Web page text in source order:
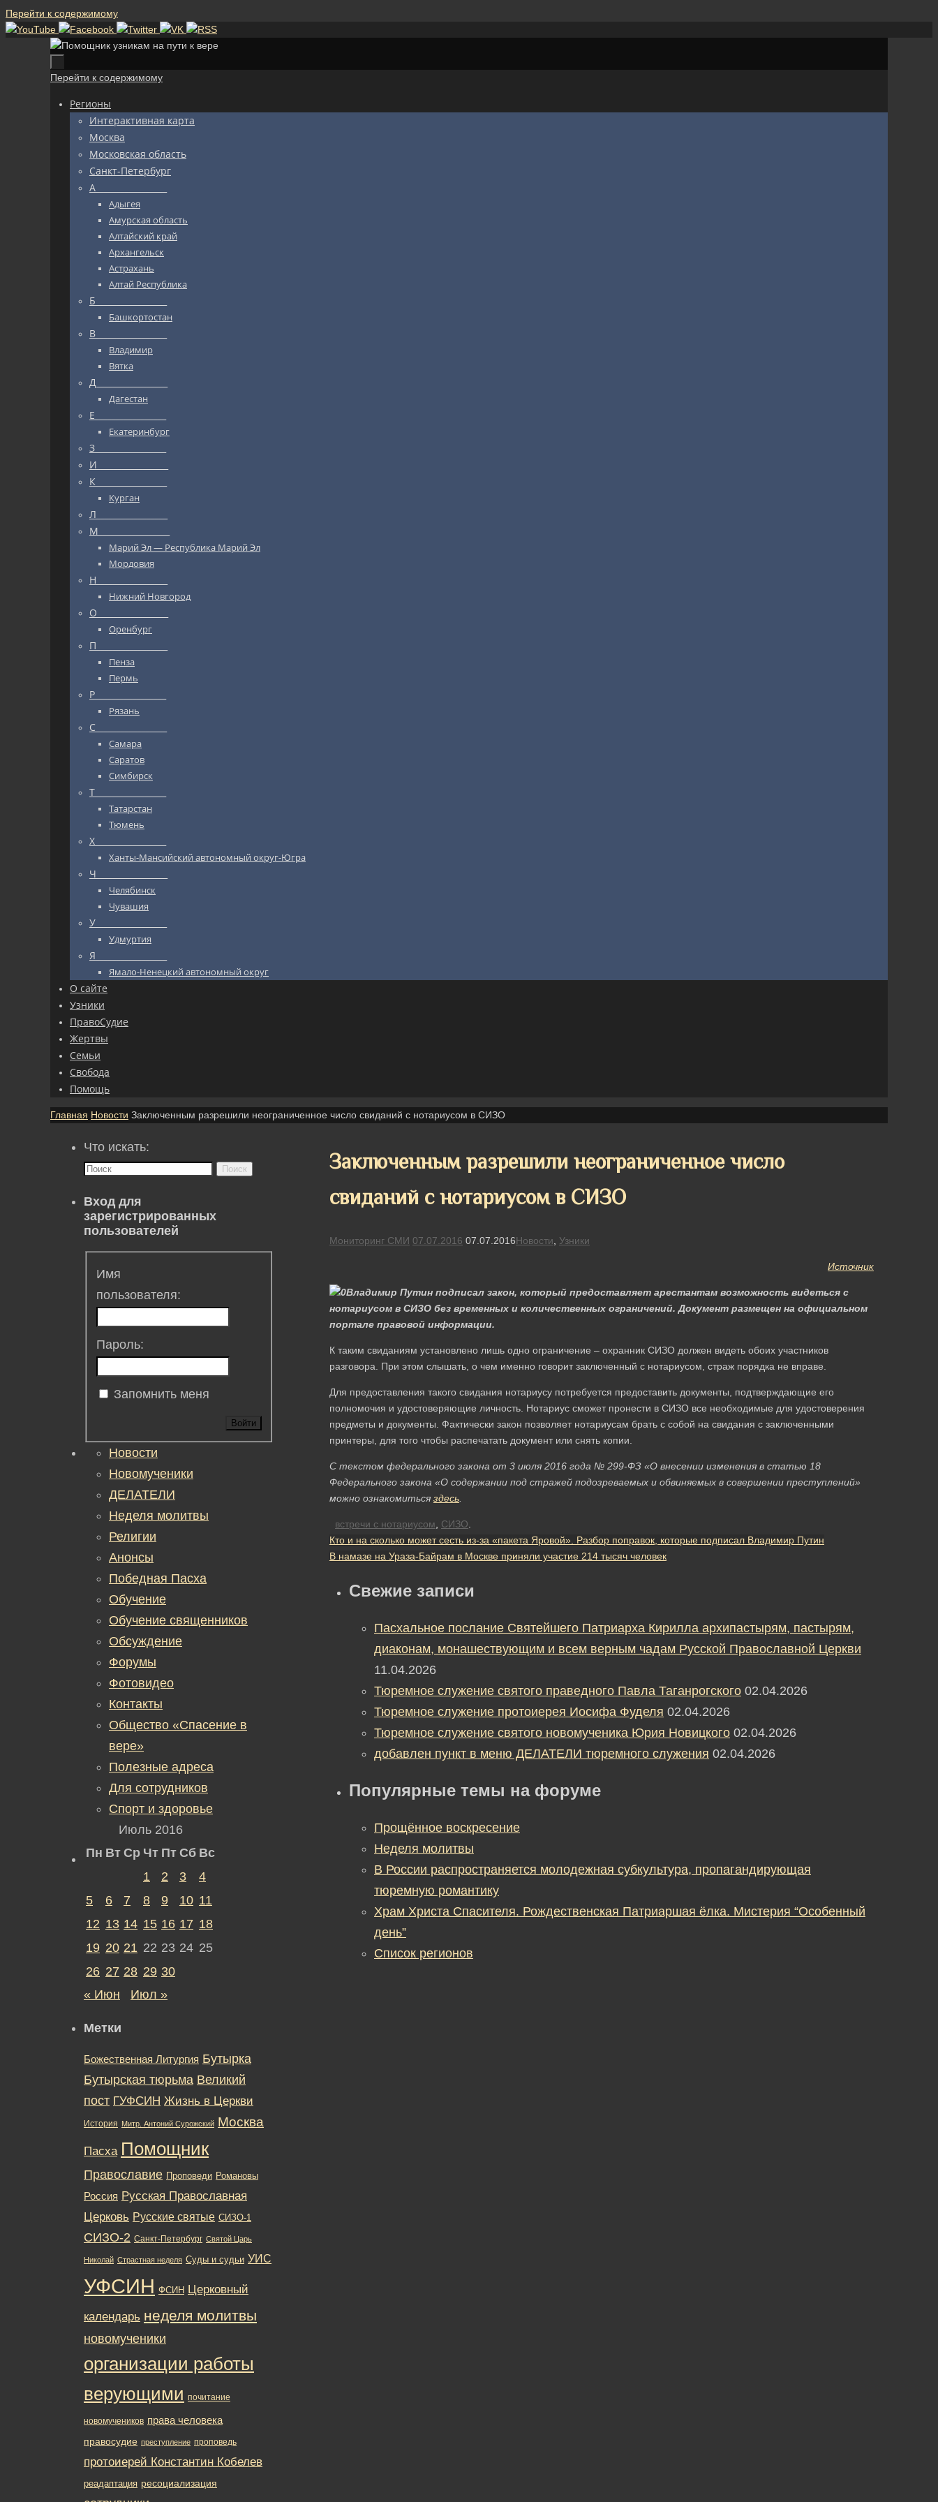
Перейти к содержимому
Перейти к содержимому
Регионы
Интерактивная карта
Москва
Московская область
Санкт-Петербург
А_________________
Адыгея
Амурская область
Алтайский край
Архангельск
Астрахань
Алтай Республика
Б_________________
Башкортостан
В_________________
Владимир
Вятка
Д_________________
Дагестан
Е_________________
Екатеринбург
З_________________
И_________________
К_________________
Курган
Л_________________
М_________________
Марий Эл — Республика Марий Эл
Мордовия
Н_________________
Нижний Новгород
О_________________
Оренбург
П_________________
Пенза
Пермь
Р_________________
Рязань
С_________________
Самара
Саратов
Симбирск
Т_________________
Татарстан
Тюмень
Х_________________
Ханты-Мансийский автономный округ-Югра
Ч_________________
Челябинск
Чувашия
У_________________
Удмуртия
Я_________________
Ямало-Ненецкий автономный округ
О сайте
Узники
ПравоСудие
Жертвы
Семьи
Свобода
Помощь
Главная Новости Заключенным разрешили неограниченное число свиданий с нотариусом в СИЗО
Заключенным разрешили неограниченное число
свиданий с нотариусом в СИЗО
Мониторинг СМИ 07.07.2016 07.07.2016Новости Узники
Источник
Владимир Путин подписал закон, который предоставляет арестантам возможность видеться с
нотариусом в СИЗО без временных и количественных ограничений. Документ размещен на официальном
портале правовой информации.
К таким свиданиям установлено лишь одно ограничение – охранник СИЗО должен видеть обоих участников
разговора. При этом слышать, о чем именно говорит заключенный с нотариусом, страж порядка не вправе.
Для предоставления такого свидания нотариусу потребуется предоставить документы, подтверждающие его
полномочия и удостоверяющие личность. Нотариус сможет пронести в СИЗО все необходимые для удостоверения
предметы и документы. Фактически закон позволяет нотариусам брать с собой на свидания с заключенными
принтеры, для того чтобы распечатать документ или снять копии.
С текстом федерального закона от 3 июля 2016 года № 299-ФЗ «О внесении изменения в статью 18
Федерального закона «О содержании под стражей подозреваемых и обвиняемых в совершении преступлений»
можно ознакомиться здесь
встречи с нотариусом СИЗО
Кто и на сколько может сесть из-за «пакета Яровой». Разбор поправок, которые подписал Владимир Путин
В намазе на Ураза-Байрам в Москве приняли участие 214 тысяч человек
Свежие записи
Пасхальное послание Святейшего Патриарха Кирилла архипастырям, пастырям,
диаконам, монашествующим и всем верным чадам Русской Православной Церкви
11.04.2026
Тюремное служение святого праведного Павла Таганрогского 02.04.2026
Тюремное служение протоиерея Иосифа Фуделя 02.04.2026
Тюремное служение святого новомученика Юрия Новицкого 02.04.2026
добавлен пункт в меню ДЕЛАТЕЛИ тюремного служения 02.04.2026
Популярные темы на форуме
Прощённое воскресение
Неделя молитвы
В России распространяется молодежная субкультура, пропагандирующая
тюремную романтику
Храм Христа Спасителя. Рождественская Патриаршая ёлка. Мистерия “Особенный
день”
Список регионов
Что искать:
Поиск
Вход для
зарегистрированных
пользователей
Имя
пользователя:
Пароль:
Запомнить меня
Войти
Новости
Новомученики
ДЕЛАТЕЛИ
Неделя молитвы
Религии
Анонсы
Победная Пасха
Обучение
Обучение священников
Обсуждение
Форумы
Фотовидео
Контакты
Общество «Спасение в
вере»
Полезные адреса
Для сотрудников
Спорт и здоровье
Июль 2016
Пн Вт Ср Чт Пт Сб Вс
1
2 3
4
5
6 7 8 9 10 11
12 13 14 15 16 17 18
19 20 21 22 23 24 25
26 27 28 29 30
« Июн
Июл »
Метки
Божественная Литургия Бутырка
Бутырская тюрьма Великий
пост ГУФСИН Жизнь в Церкви
История Митр. Антоний Сурожский Москва
Пасха Помощник
Православие Проповеди Романовы
Россия Русская Православная
Церковь Русские святые СИЗО-1
СИЗО-2 Санкт-Петербург Святой Царь
Николай Страстная неделя Суды и судьи УИС
УФСИН ФСИН Церковный
календарь неделя молитвы
новомученики
организации работы
верующими почитание
новомучеников права человека
правосудие преступление проповедь
протоиерей Константин Кобелев
реадаптация ресоциализация